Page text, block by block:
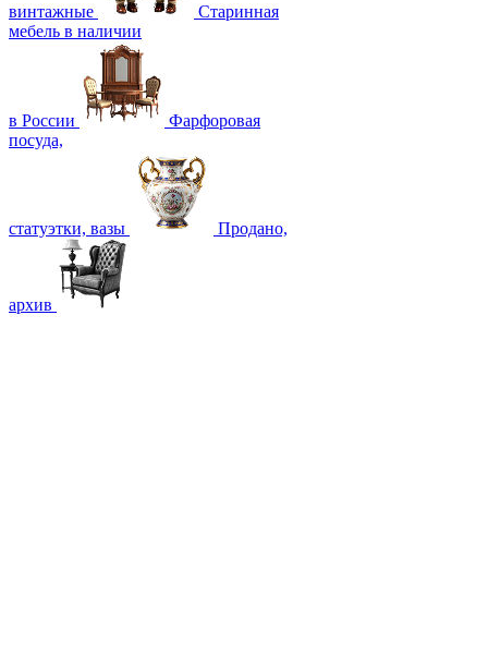
винтажные
Старинная
мебель в наличии
в России
Фарфоровая
посуда,
статуэтки, вазы Продано,
архив